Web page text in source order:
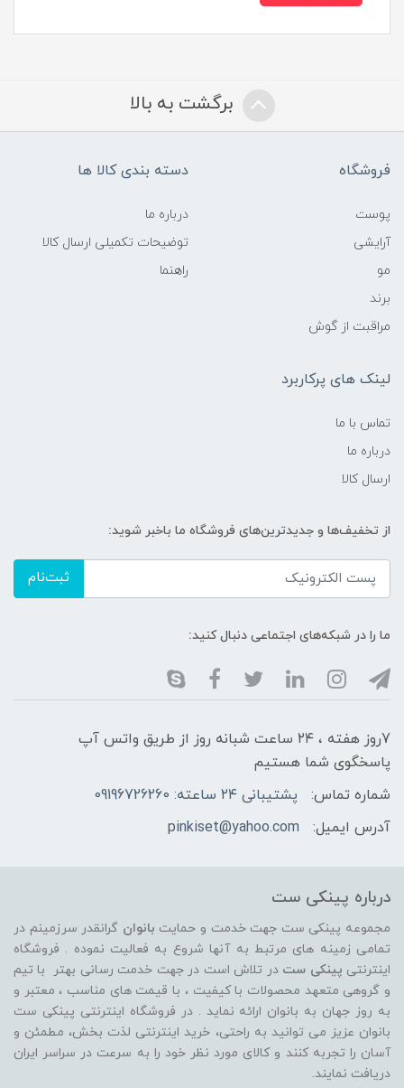
برگشت به بالا
فروشگاه
پوست
آرایشی
مو
برند
مراقبت از گوش
دسته بندی کالا ها
درباره ما
توضیحات تکمیلی ارسال کالا
راهنما
لینک های پرکاربرد
تماس با ما
درباره ما
ارسال کالا
از تخفیف‌ها و جدیدترین‌های فروشگاه ما باخبر شوید:
ثبت‌نام
ما را در شبکه‌های اجتماعی دنبال کنید:
7روز هفته ، ۲۴ ساعت شبانه‌ روز از طریق واتس آپ
پاسخگوی شما هستیم
شماره تماس:
پشتیبانی ۲۴ ساعته: 09196726260
آدرس ایمیل:
pinkiset@yahoo.com
درباره پینکی ست
مجموعه پینکی ست جهت خدمت و حمایت بانوان گرانقدر سرزمینم در
تمامی زمینه های مرتبط به آنها شروع به فعالیت نموده . فروشگاه
اینترنتی پینکی ست در تلاش است در جهت خدمت رسانی بهتر با تیم
و گروهی متعهد محصولات با کیفیت ، با قیمت های مناسب ، معتبر و
به روز جهان به بانوان ارائه نماید . در فروشگاه اینترنتی پینکی ست
بانوان عزیز می توانيد به راحتی، خرید اینترنتی لذت بخش، مطمئن و
آسان را تجربه کنند و کالای مورد نظر خود را به سرعت در سراسر ایران
دریافت نمایند.